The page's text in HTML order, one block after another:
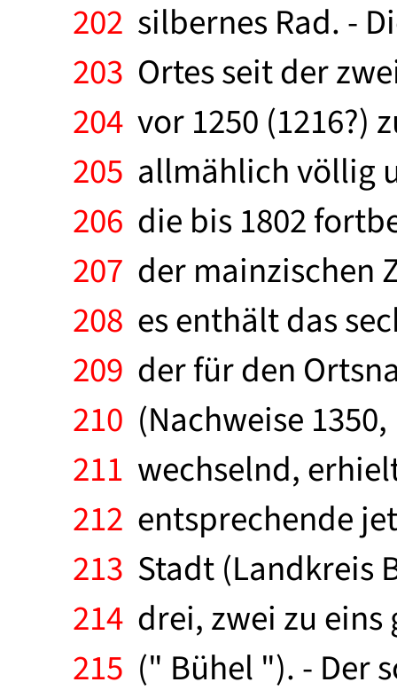
202 silbernes Rad. -
203 Ortes seit der
204 vor 1250 (1216?)
205 allmählich völlig
206 die bis 1802
207 der mainzischen
208 es enthält das
209 der für den
210 (Nachweise
211 wechselnd,
212 entsprechende
213 Stadt (Landkreis
214 drei, zwei zu
215 (" Bühel "). - Der